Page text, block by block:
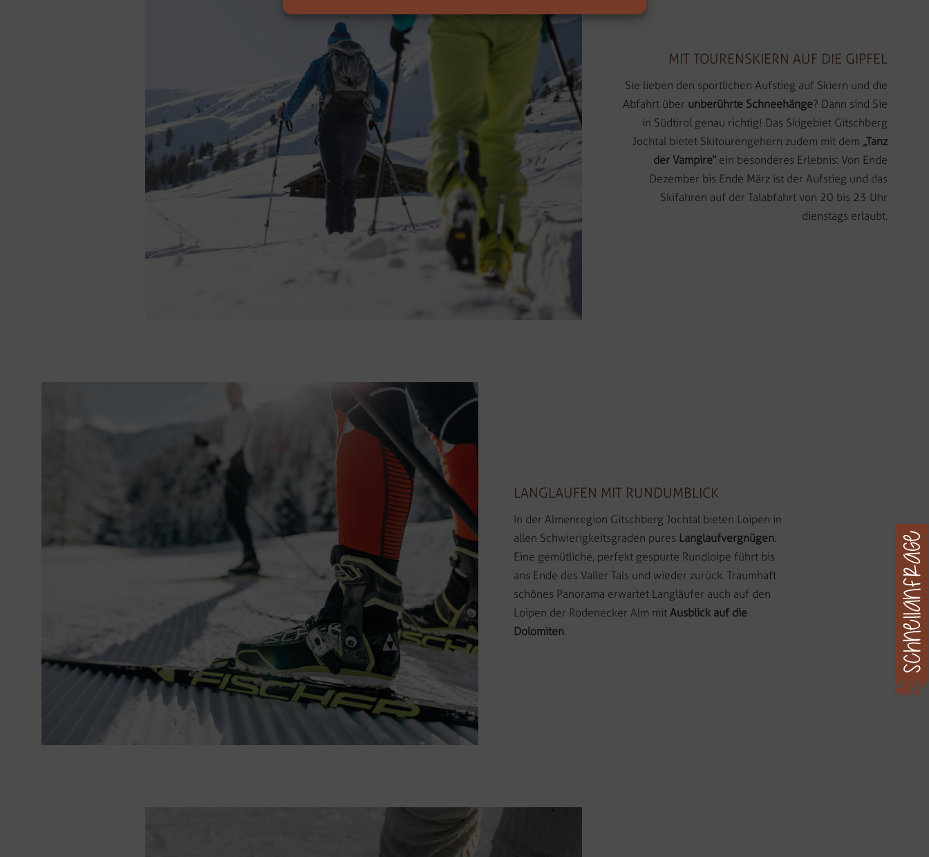
MIT TOURENSKIERN AUF DIE GIPFEL
Sie lieben den sportlichen Aufstieg auf Skiern und die
Abfahrt über unberührte Schneehänge? Dann sind Sie
in Südtirol genau richtig! Das Skigebiet Gitschberg
Jochtal bietet Skitourengehern zudem mit dem „Tanz
der Vampire“ ein besonderes Erlebnis: Von Ende
Dezember bis Ende März ist der Aufstieg und das
Skifahren auf der Talabfahrt von 20 bis 23 Uhr
dienstags erlaubt.
LANGLAUFEN MIT RUNDUMBLICK
In der Almenregion Gitschberg Jochtal bieten Loipen in
allen Schwierigkeitsgraden pures Langlaufvergnügen.
Eine gemütliche, perfekt gespurte Rundloipe führt bis
ans Ende des Valler Tals und wieder zurück. Traumhaft
schönes Panorama erwartet Langläufer auch auf den
Loipen der Rodenecker Alm mit Ausblick auf die
Dolomiten.